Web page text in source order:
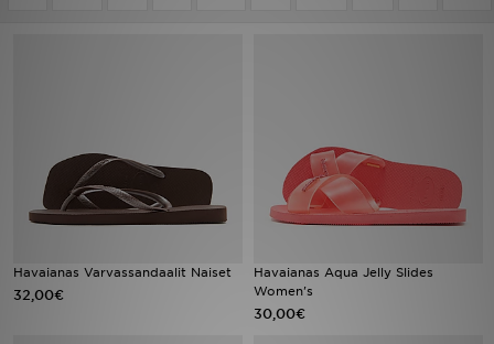
Havaianas Varvassandaalit Naiset
32,00€
Havaianas Aqua Jelly Slides
Women's
30,00€
Tuotemerkit